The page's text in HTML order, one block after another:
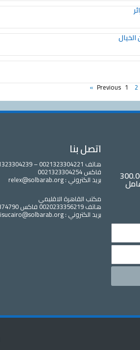
1 2
اتصل بنا
هاتف 0021323304221 – 00221323304239
فاكس 0021323304254
بريد الكتروني : relex@solbarab.org
مكتب القاهرة الاقليمي
هاتف 0020233356219 فاكس 0020233374790
بريد الكتروني : aisucairo@solbarab.org